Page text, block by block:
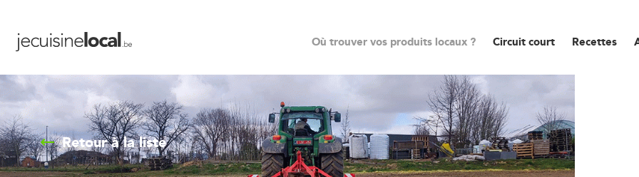
Où trouver vos produits locaux ? Circuit court Recettes
Retour à la liste